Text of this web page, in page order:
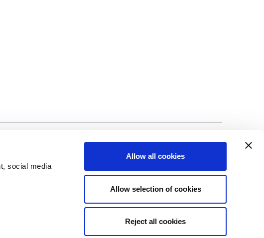
social media
Allow all cookies
Allow selection of cookies
Reject all cookies
©Biscuit International 2023